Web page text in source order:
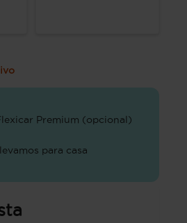
Premium (opcional)
para casa